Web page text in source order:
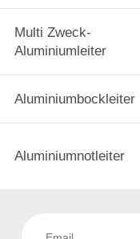
Multi Zweck-
Aluminiumleiter
Aluminiumbockleiter
Aluminiumnotleiter